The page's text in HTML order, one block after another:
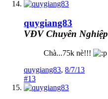
quygiang83
VĐV Chuyên Nghiệp
Chà...75k nè!!!
quygiang83, 8/7/13
#13